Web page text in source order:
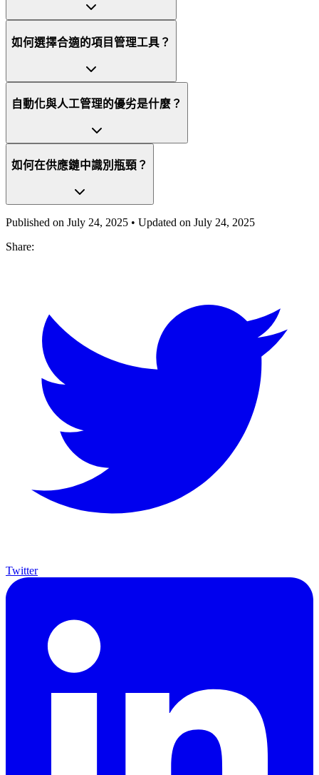
如何選擇合適的項目管理工具？
自動化與人工管理的優劣是什麼？
如何在供應鏈中識別瓶頸？
Published on July 24, 2025 • Updated on July 24, 2025
Share:
Twitter